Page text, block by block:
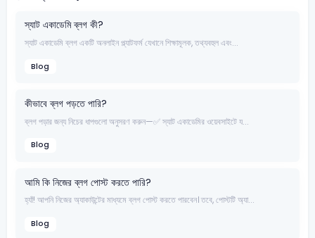
স্যাট একাডেমি ব্লগ কী?
স্যাট একাডেমি ব্লগ একটি অনলাইন প্ল্যাটফর্ম যেখানে শিক্ষামূলক, তথ্যবহুল এবং...
Blog
কীভাবে ব্লগ পড়তে পারি?
ব্লগ পড়ার জন্য নিচের ধাপগুলো অনুসরণ করুন—✅ স্যাট একাডেমির ওয়েবসাইটে য...
Blog
আমি কি নিজের ব্লগ পোস্ট করতে পারি?
হ্যাঁ! আপনি নিজের অ্যাকাউন্টের মাধ্যমে ব্লগ পোস্ট করতে পারবেন। তবে, পোস্টটি অ্যা...
Blog